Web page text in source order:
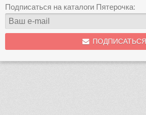
Подписаться на каталоги Пятерочка:
ПОДПИСАТЬСЯ